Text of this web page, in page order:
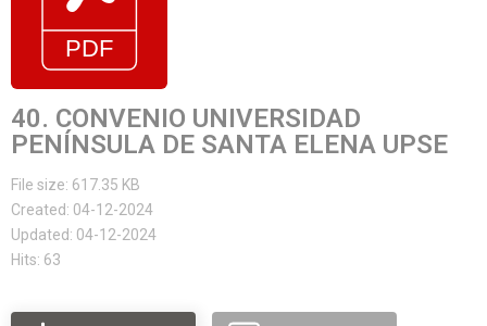
40. CONVENIO UNIVERSIDAD
PENÍNSULA DE SANTA ELENA UPSE
File size: 617.35 KB
Created: 04-12-2024
Updated: 04-12-2024
Hits: 63